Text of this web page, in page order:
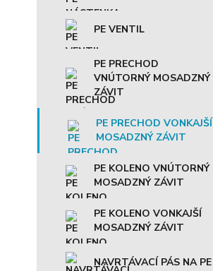
PE VENTIL
PE PRECHOD
VNÚTORNÝ MOSADZNÝ
ZÁVIT
PE PRECHOD VONKAJŠÍ
MOSADZNÝ ZÁVIT
PE KOLENO VNÚTORNÝ
MOSADZNÝ ZÁVIT
PE KOLENO VONKAJŠÍ
MOSADZNÝ ZÁVIT
NAVRTÁVACÍ PÁS NA PE